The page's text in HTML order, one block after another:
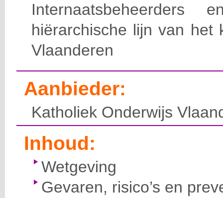
hiërarchische lijn van het
Vlaanderen
Aanbieder:
Katholiek Onderwijs
Inhoud:
Wetgeving
Gevaren, risico’s en